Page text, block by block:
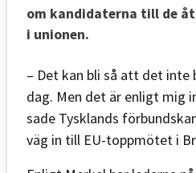
om kandidaterna till de
i unionen.
– Det kan bli så att det
dag. Men det är enligt mig
sade Tysklands
väg in till EU-toppmötet i